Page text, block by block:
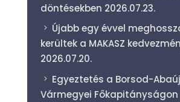
döntésekben 2026.07.23.
Újabb egy évvel
kerültek a MAKASZ
2026.07.20.
Egyeztetés a Borsod-
Vármegyei Főkapitányságon